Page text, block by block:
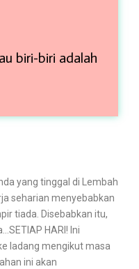
biri-biri adalah
yang tinggal di Lembah
seharian menyebabkan
tiada. Disebabkan itu,
HARI! Ini
ladang mengikut masa
ini akan